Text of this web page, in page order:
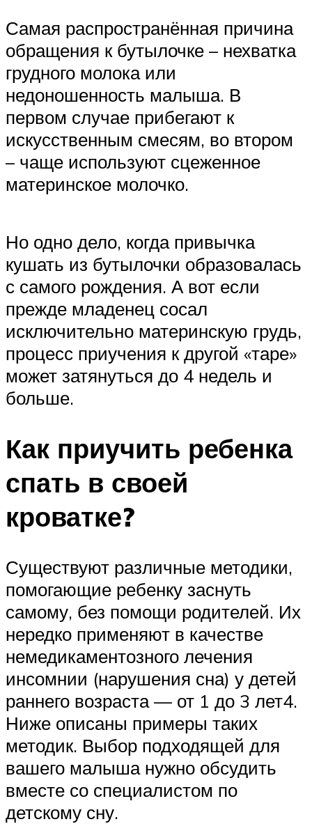
Самая распространённая причина
обращения к бутылочке – нехватка
грудного молока или
недоношенность малыша. В
первом случае прибегают к
искусственным смесям, во втором
– чаще используют сцеженное
материнское молочко.
Но одно дело, когда привычка
кушать из бутылочки образовалась
с самого рождения. А вот если
прежде младенец сосал
исключительно материнскую грудь,
процесс приучения к другой «таре»
может затянуться до 4 недель и
больше.
Как приучить ребенка
спать в своей
кроватке?
Существуют различные методики,
помогающие ребенку заснуть
самому, без помощи родителей. Их
нередко применяют в качестве
немедикаментозного лечения
инсомнии (нарушения сна) у детей
раннего возраста — от 1 до 3 лет4.
Ниже описаны примеры таких
методик. Выбор подходящей для
вашего малыша нужно обсудить
вместе со специалистом по
детскому сну.